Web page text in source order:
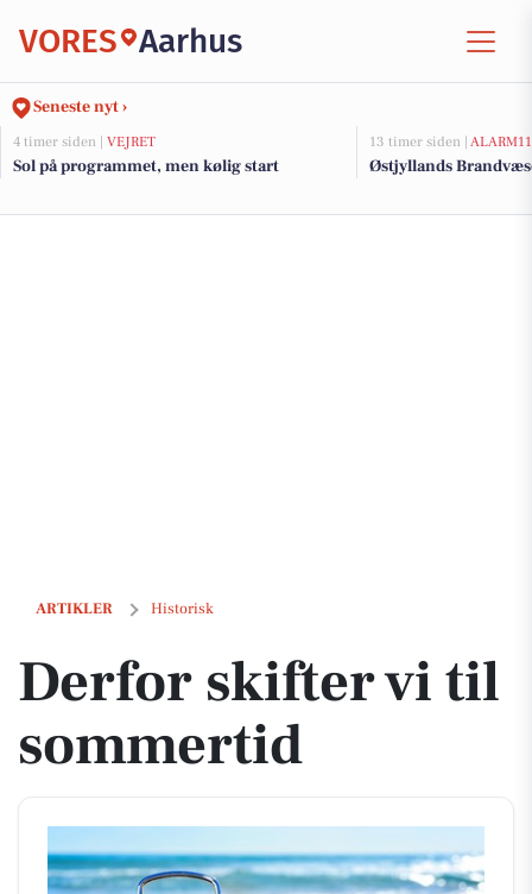
VORES Aarhus
Seneste nyt ›
4 timer siden | VEJRET
Sol på programmet, men kølig start
13 timer siden |
Østjyllands
ARTIKLER Historisk
Derfor skifter vi til sommertid
Derfor skifter vi til
sommertid